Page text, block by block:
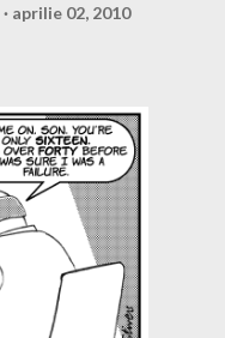
aprilie 02, 2010